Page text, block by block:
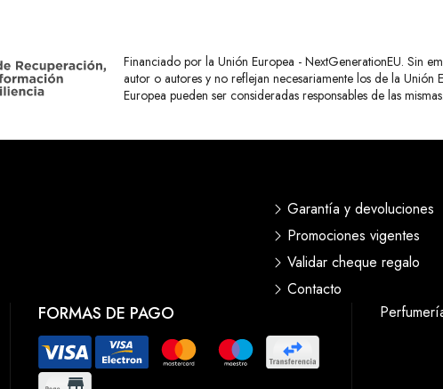
Financiado por la Unión Europea - NextGenerationEU. Sin
autor o autores y no reflejan necesariamente los de la
Europea pueden ser consideradas responsables de las mismas.
FORMAS DE PAGO
Garantía y devoluciones
Promociones vigentes
Validar cheque regalo
Contacto